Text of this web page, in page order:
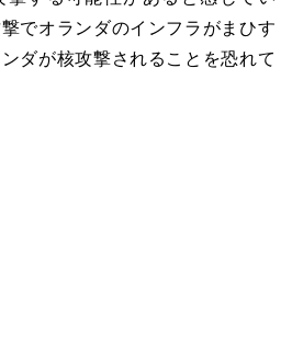
でオランダのインフラがまひす
ダが核攻撃されることを恐れて